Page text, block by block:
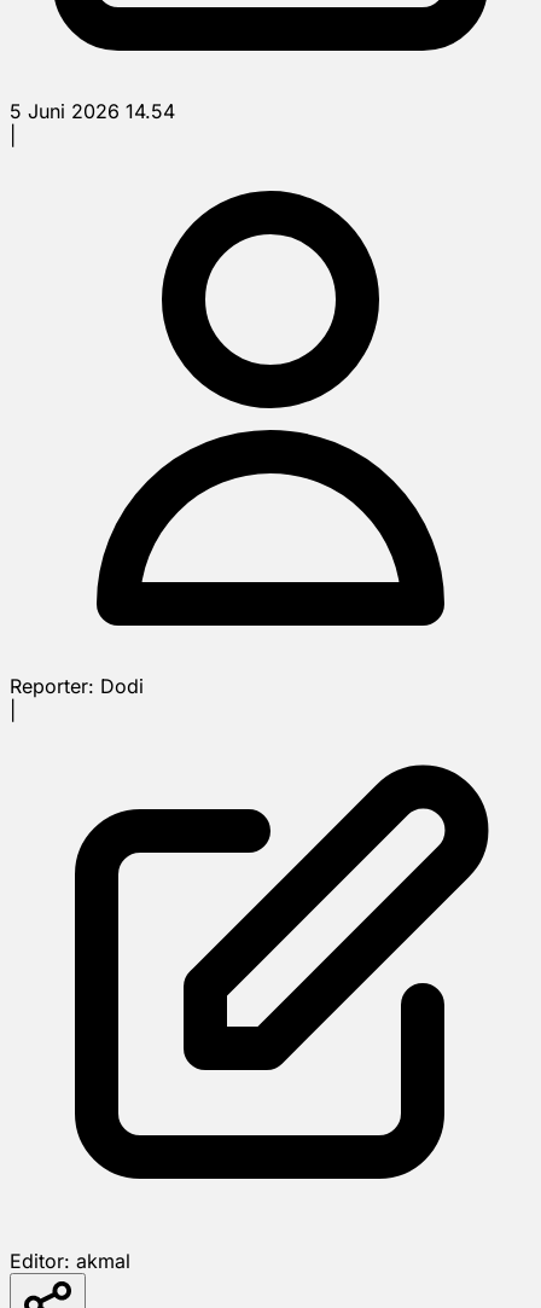
5 Juni 2026 14.54
Reporter: Dodi
Editor: akmal